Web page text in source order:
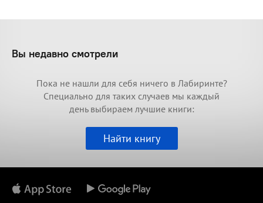
Вы недавно смотрели
Пока не нашли для себя ничего в Лабиринте?
Специально для таких случаев мы каждый
день выбираем лучшие книги:
Найти книгу